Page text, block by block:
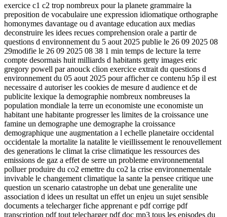
exercice c1 c2 trop nombreux pour la planete grammaire la
preposition de vocabulaire une expression idiomatique orthographe
homonymes davantage ou d avantage education aux medias
deconstruire les idees recues comprehension orale a partir de
questions d environnement du 5 aout 2025 publie le 26 09 2025 08
29modifie le 26 09 2025 08 38 1 min temps de lecture la terre
compte desormais huit milliards d habitants getty images eric
gregory powell par anouck clion exercice extrait du questions d
environnement du 05 aout 2025 pour afficher ce contenu h5p il est
necessaire d autoriser les cookies de mesure d audience et de
publicite lexique la demographie nombreux nombreuses la
population mondiale la terre un economiste une economiste un
habitant une habitante progresser les limites de la croissance une
famine un demographe une demographe la croissance
demographique une augmentation a l echelle planetaire occidental
occidentale la mortalite la natalite le vieillissement le renouvellement
des generations le climat la crise climatique les ressources des
emissions de gaz a effet de serre un probleme environnemental
polluer produire du co2 emettre du co2 la crise environnementale
invivable le changement climatique la sante la pensee critique une
question un scenario catastrophe un debat une generalite une
association d idees un resultat un effet un enjeu un sujet sensible
documents a telecharger fiche apprenant e pdf corrige pdf
transcription pdf tout telecharger pdf doc mp3 tous les episodes du